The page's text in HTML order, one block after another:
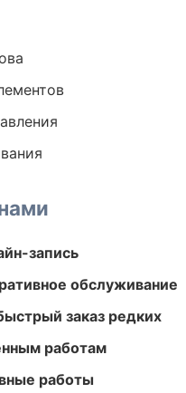
запись
обслуживание
заказ редких
работам
работы